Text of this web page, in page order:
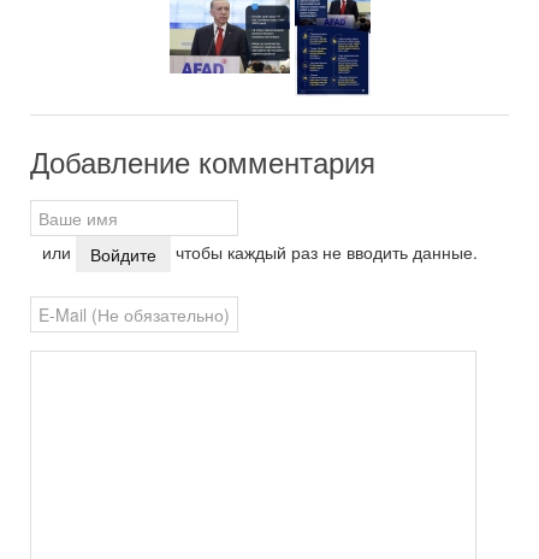
Добавление комментария
или Войдите чтобы каждый раз не вводить данные.